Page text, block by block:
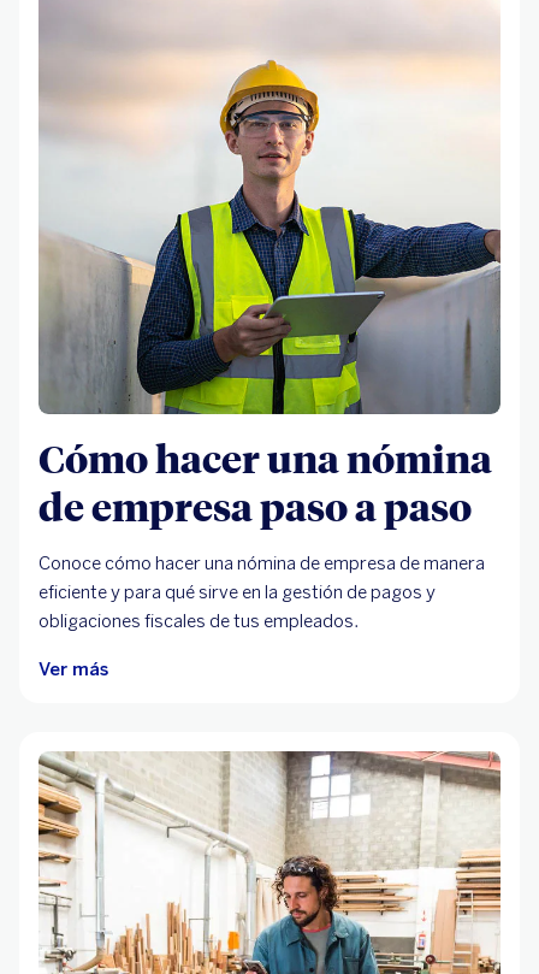
Cómo hacer una nómina
de empresa paso a paso
Conoce cómo hacer una nómina de empresa de manera
eficiente y para qué sirve en la gestión de pagos y
obligaciones fiscales de tus empleados.
Ver más